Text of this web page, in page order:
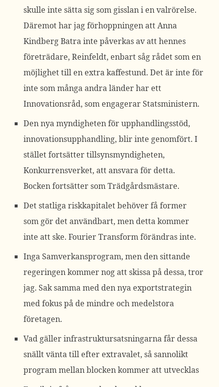
skulle inte sätta sig som gisslan i en valrörelse.
Däremot har jag förhoppningen att Anna
Kindberg Batra inte påverkas av att hennes
företrädare, Reinfeldt, enbart såg rådet som en
möjlighet till en extra kaffestund. Det är inte för
inte som många andra länder har ett
Innovationsråd, som engagerar Statsministern.
Dennya myndigheten för upphandlingsstöd,
innovationsupphandling, blir inte genomfört. I
stället fortsätter tillsynsmyndigheten,
Konkurrensverket, att ansvara för detta.
Bocken fortsätter som Trädgårdsmästare.
Detstatliga riskkapitaletbehöver få former
som gör det användbart, men detta kommer
inte att ske. Fourier Transform förändras inte.
Inga Samverkansprogram, men den sittande
regeringen kommer nog att skissa på dessa, tror
jag. Sak samma med den nya exportstrategin
med fokus på de mindre och medelstora
företagen.
Vad gällerinfrastruktursatsningarnafår dessa
snällt vänta till efter extravalet, så sannolikt
program mellan blocken kommer att utvecklas